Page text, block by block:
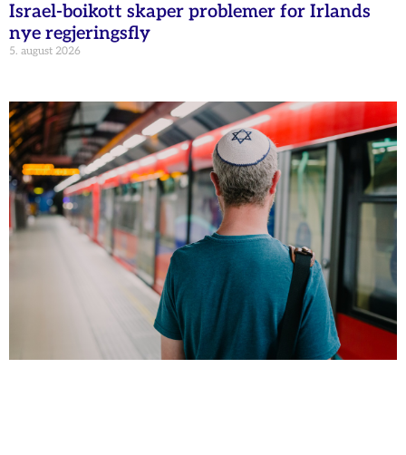
Israel-boikott skaper problemer for Irlands
nye regjeringsfly
5. august 2026